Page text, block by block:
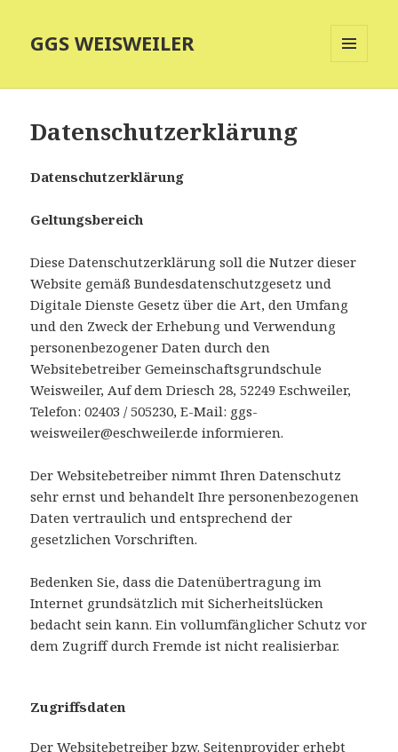
GGS WEISWEILER
Datenschutzerklärung
Datenschutzerklärung
Geltungsbereich
Diese Datenschutzerklärung soll die Nutzer dieser
Website gemäß Bundesdatenschutzgesetz und
Digitale Dienste Gesetz über die Art, den Umfang
und den Zweck der Erhebung und Verwendung
personenbezogener Daten durch den
Websitebetreiber Gemeinschaftsgrundschule
Weisweiler, Auf dem Driesch 28, 52249 Eschweiler,
Telefon: 02403 / 505230, E-Mail: ggs-
weisweiler@eschweiler.de informieren.
Der Websitebetreiber nimmt Ihren Datenschutz
sehr ernst und behandelt Ihre personenbezogenen
Daten vertraulich und entsprechend der
gesetzlichen Vorschriften.
Bedenken Sie, dass die Datenübertragung im
Internet grundsätzlich mit Sicherheitslücken
bedacht sein kann. Ein vollumfänglicher Schutz vor
dem Zugriff durch Fremde ist nicht realisierbar.
Zugriffsdaten
Der Websitebetreiber bzw. Seitenprovider erhebt